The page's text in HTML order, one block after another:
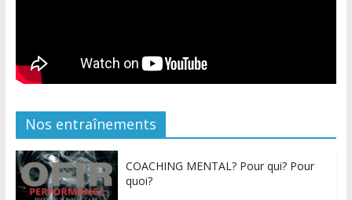
Nos entraînements
COACHING MENTAL? Pour qui? Pour
quoi?